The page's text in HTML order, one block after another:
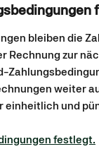
bleiben die
Rechnung zur
weiter
und
festlegt.